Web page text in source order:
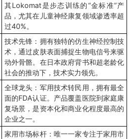
其Lokomat是步态训练的“金标准”产
品，尤其在儿童神经康复领域渗透率超
过40%。
技术先锋：拥有独特的仿生神经控制技
术，通过皮肤表面捕捉生物电信号来驱
动外骨骼。在日本政府背书和超老龄化
社会的推动下，技术实力领先。
全球龙头：军用技术转民用，拥有最全
面的FDA认证。产品覆盖医院到家庭康
复场景，是资本化和商业化程度最高的
企业之一。
家用市场标杆：唯一一家专注于家用市